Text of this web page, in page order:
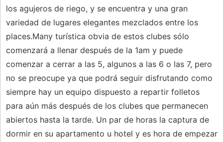
los agujeros de riego, y se encuentra y una gran
variedad de lugares elegantes mezclados entre los
places.Many turística obvia de estos clubes sólo
comenzará a llenar después de la 1am y puede
comenzar a cerrar a las 5, algunos a las 6 o las 7, pero
no se preocupe ya que podrá seguir disfrutando como
siempre hay un equipo dispuesto a repartir folletos
para aún más después de los clubes que permanecen
abiertos hasta la tarde. Un par de horas la captura de
dormir en su apartamento u hotel y es hora de empezar